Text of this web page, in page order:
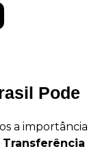
Pode
a importância
Transferência